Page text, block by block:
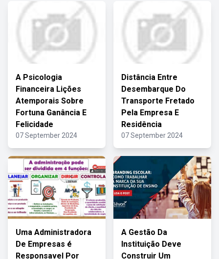
A Psicologia
Financeira Lições
Atemporais Sobre
Fortuna Ganância E
Felicidade
07 September 2024
Distância Entre
Desembarque Do
Transporte Fretado
Pela Empresa E
Residência
07 September 2024
Uma Administradora
De Empresas é
Responsavel Por
A Gestão Da
Instituição Deve
Construir Um